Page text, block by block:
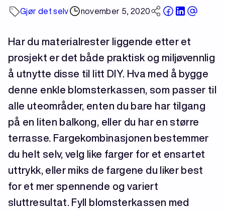
Gjør det selv november 5, 2020
Har du materialrester liggende etter et
prosjekt er det både praktisk og miljøvennlig
å utnytte disse til litt DIY. Hva med å bygge
denne enkle blomsterkassen, som passer til
alle uteområder, enten du bare har tilgang
på en liten balkong, eller du har en større
terrasse. Fargekombinasjonen bestemmer
du helt selv, velg like farger for et ensartet
uttrykk, eller miks de fargene du liker best
for et mer spennende og variert
sluttresultat. Fyll blomsterkassen med